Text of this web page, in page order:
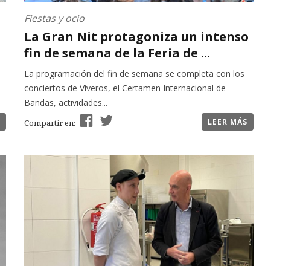
Fiestas y ocio
La Gran Nit protagoniza un intenso
fin de semana de la Feria de ...
La programación del fin de semana se completa con los
conciertos de Viveros, el Certamen Internacional de
Bandas, actividades...
Compartir en: LEER MÁS